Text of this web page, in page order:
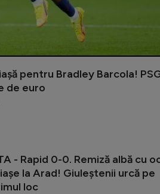
pentru Bradley Barcola!
de euro
- Rapid 0-0. Remiză albă cu
la Arad! Giuleștenii urcă pe
loc